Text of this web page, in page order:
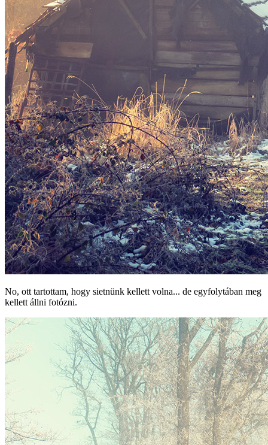
No, ott tartottam, hogy sietnünk kellett volna... de egyfolytában meg
kellett állni fotózni.